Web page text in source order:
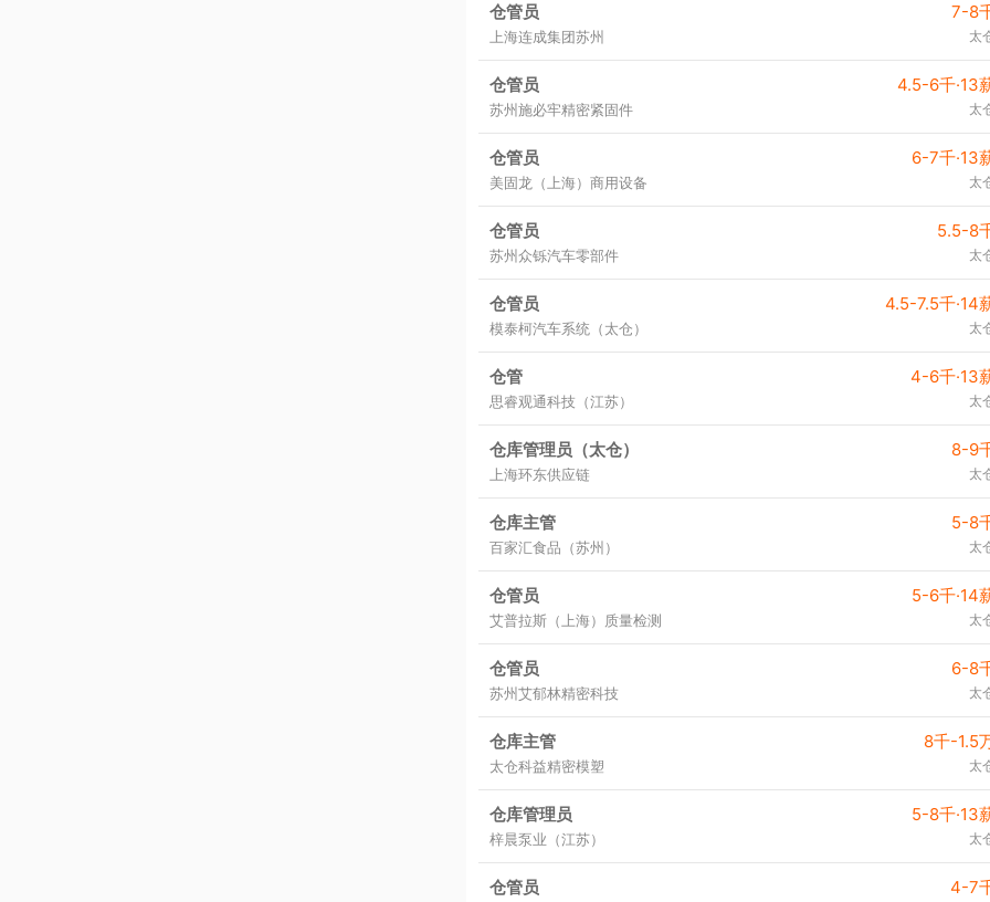
仓管员 7-8
上海连成集团苏州 太
仓管员 4.5-6千·13
苏州施必牢精密紧固件 太
仓管员 6-7千·13
美固龙（上海）商用设备 太
仓管员 5.5-8
苏州众铄汽车零部件 太
仓管员 4.5-7.5千·14
模泰柯汽车系统（太仓） 太
仓管 4-6千·13
思睿观通科技（江苏） 太
仓库管理员（太仓） 8-9
上海环东供应链 太
仓库主管 5-8
百家汇食品（苏州） 太
仓管员 5-6千·14
艾普拉斯（上海）质量检测 太
仓管员 6-8
苏州艾郁林精密科技 太
仓库主管 8千-1.5
太仓科益精密模塑 太
仓库管理员 5-8千·13
梓晨泵业（江苏） 太
仓管员 4-7